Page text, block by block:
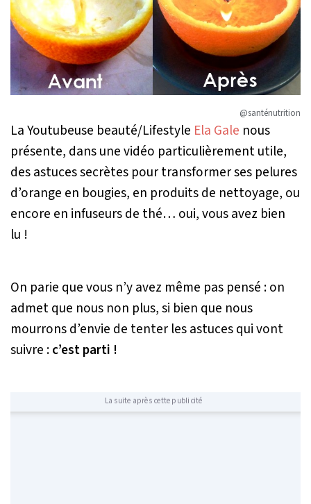
@santénutrition
La Youtubeuse beauté/Lifestyle Ela Gale nous
présente, dans une vidéo particulièrement utile,
des astuces secrètes pour transformer ses pelures
d’orange en bougies, en produits de nettoyage, ou
encore en infuseurs de thé… oui, vous avez bien
lu !
On parie que vous n’y avez même pas pensé : on
admet que nous non plus, si bien que nous
mourrons d’envie de tenter les astuces qui vont
suivre :c’est parti !
La suite après cette publicité